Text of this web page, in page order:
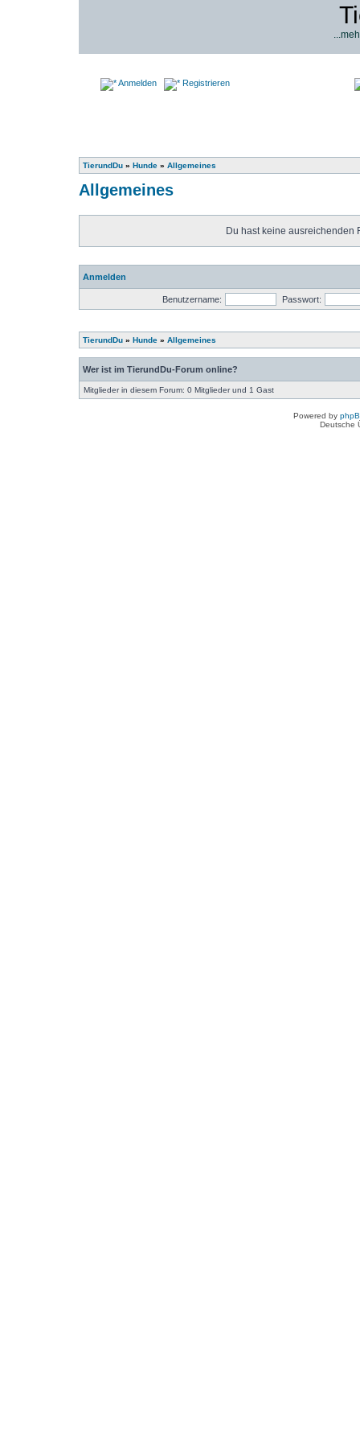
Anmelden Registrieren
TierundDu » Hunde » Allgemeines
Allgemeines
Du hast keine ausreichenden
Anmelden
Benutzername: Passwort:
TierundDu » Hunde » Allgemeines
Wer ist im TierundDu-Forum online?
Mitglieder in diesem Forum: 0 Mitglieder und 1 Gast
Powered by
Deutsche